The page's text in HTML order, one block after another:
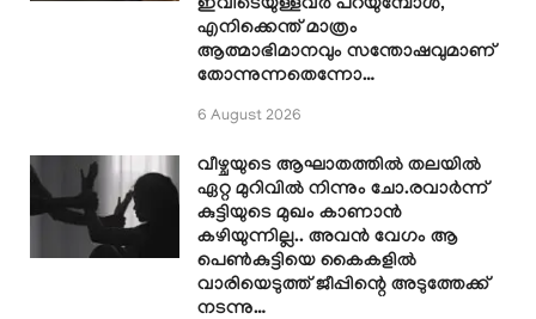
ഇവിടെയുള്ളവർ പറയുമ്പോൾ,
എനിക്കെന്ത് മാത്രം
ആത്മാഭിമാനവും സന്തോഷവുമാണ്
തോന്നുന്നതെന്നോ…
6 August 2026
വീഴ്ചയുടെ ആഘാതത്തിൽ തലയിൽ
ഏറ്റ മുറിവിൽ നിന്നും ചോ.രവാർന്ന്
കുട്ടിയുടെ മുഖം കാണാൻ
കഴിയുന്നില്ല.. അവൻ വേഗം ആ
പെൺകുട്ടിയെ കൈകളിൽ
വാരിയെടുത്ത് ജീപ്പിന്റെ അടുത്തേക്ക്
നടന്നു…